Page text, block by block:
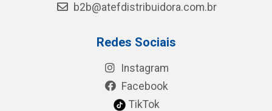
b2b@atefdistribuidora.com.br
Redes Sociais
Instagram
Facebook
TikTok